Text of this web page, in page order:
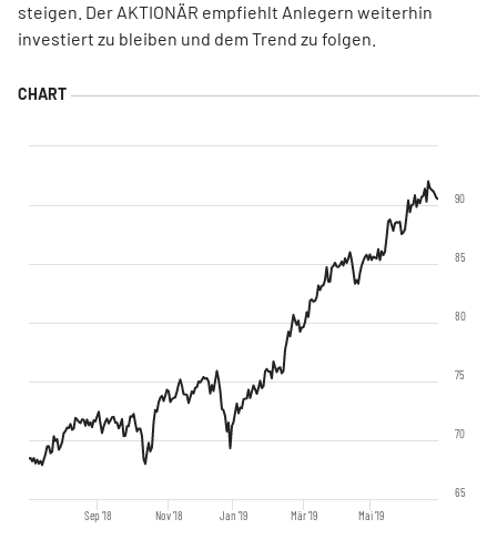
steigen. Der AKTIONÄR empfiehlt Anlegern weiterhin
investiert zu bleiben und dem Trend zu folgen.
Sep '18 Nov '18 Jan '19 Mär '19 Mai '19
65
70
75
80
85
90